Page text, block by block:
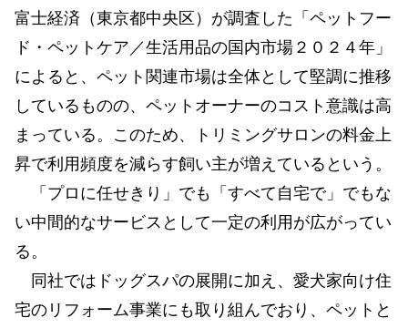
富士経済（東京都中央区）が調査した「ペットフー
ド・ペットケア／生活用品の国内市場２０２４年」
によると、ペット関連市場は全体として堅調に推移
しているものの、ペットオーナーのコスト意識は高
まっている。このため、トリミングサロンの料金上
昇で利用頻度を減らす飼い主が増えているという。
「プロに任せきり」でも「すべて自宅で」でもな
い中間的なサービスとして一定の利用が広がってい
る。
同社ではドッグスパの展開に加え、愛犬家向け住
宅のリフォーム事業にも取り組んでおり、ペットと